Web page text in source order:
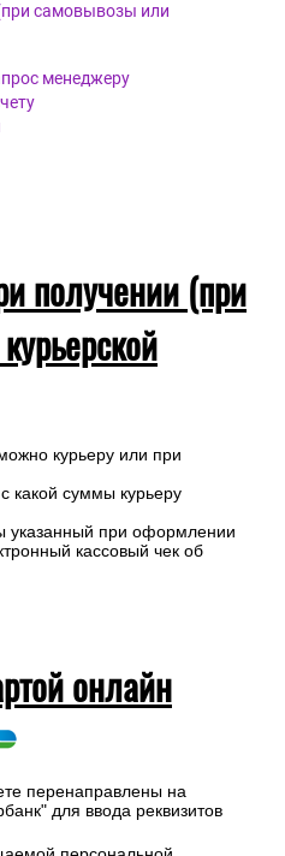
самовывозы или
менеджеру
получении (при
курьеру или при
какой суммы курьеру
указанный при оформлении
кассовый чек об
онлайн
перенаправлены на
для ввода реквизитов